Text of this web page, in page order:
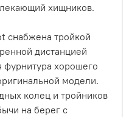
хищников.
снабжена тройкой
дистанцией
фурнитура хорошего
модели.
колец и тройников
на берег с